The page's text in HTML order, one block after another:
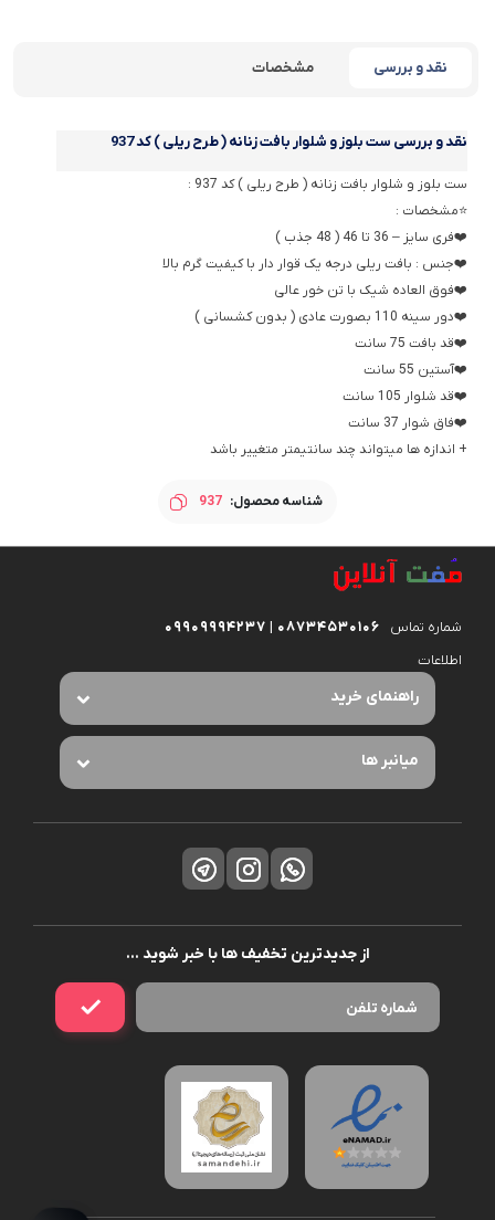
نقد و بررسی مشخصات
نقد و بررسی ست بلوز و شلوار بافت زنانه ( طرح ریلی ) کد 937
ست بلوز و شلوار بافت زنانه ( طرح ریلی ) کد 937 :
⭐️مشخصات :
❤️فری سایز – 36 تا 46 ( 48 جذب )
❤️جنس : بافت ریلی درجه یک قوار دار با کیفیت گرم بالا
❤️فوق العاده شیک با تن خور عالی
❤️دور سینه 110 بصورت عادی ( بدون کشسانی )
❤️قد بافت 75 سانت
❤️آستین 55 سانت
❤️قد شلوار 105 سانت
❤️فاق شوار 37 سانت
+ اندازه ها میتواند چند سانتیمتر متغییر باشد
شناسه محصول: 937
شماره تماس
08734530106 | 09909994237
اطلاعات
راهنمای خرید
میانبر ها
از جدیدترین تخفیف ها با خبر شوید …